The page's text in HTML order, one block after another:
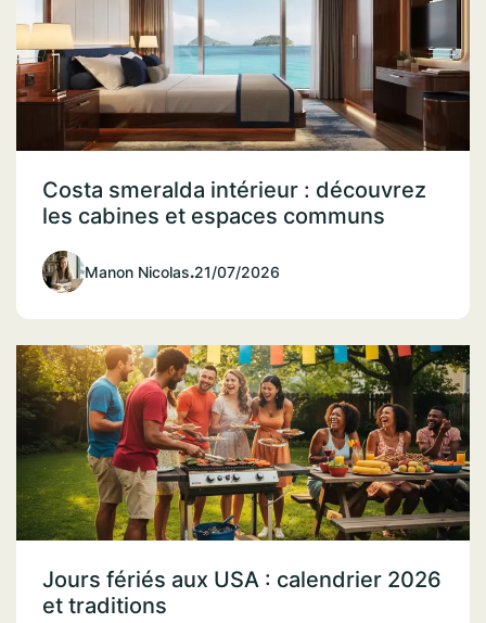
Costa smeralda intérieur : découvrez
les cabines et espaces communs
Manon Nicolas.21/07/2026
Jours fériés aux USA : calendrier 2026
et traditions